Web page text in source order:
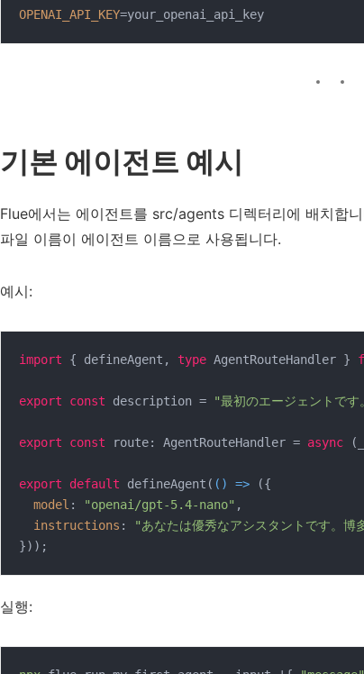
OPENAI_API_KEY =your_openai_api_key
기본 에이전트 예시
Flue에서는 에이전트를 src/agents 디렉터리에 배치합
파일 이름이 에이전트 이름으로 사용됩니다.
예시:
import { defineAgent, type AgentRouteHandler }
export const description = "最初のエージェントで
export const route: AgentRouteHandler = async
export default defineAgent( () => ({
model : "openai/gpt-5.4-nano" ,
instructions : "あなたは優秀なアシスタントです。博
실행: